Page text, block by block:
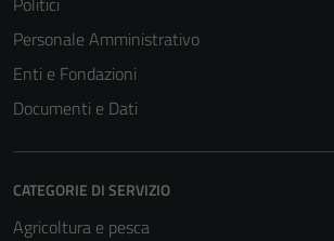
Personale Amministrativo
Enti e Fondazioni
Documenti e Dati
CATEGORIE DI SERVIZIO
Agricoltura e pesca